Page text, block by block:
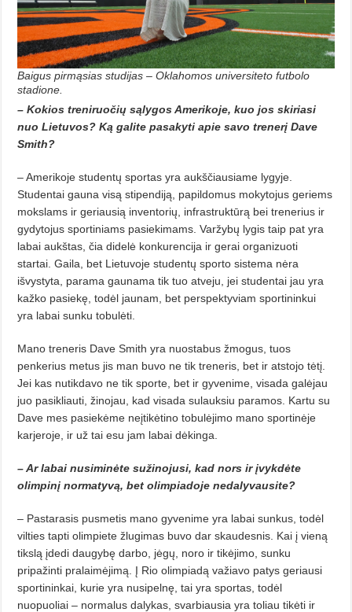
Baigus pirmąsias studijas – Oklahomos universiteto futbolo
stadione.
– Kokios treniruočių sąlygos Amerikoje, kuo jos skiriasi
nuo Lietuvos? Ką galite pasakyti apie savo trenerį Dave
Smith?
– Amerikoje studentų sportas yra aukščiausiame lygyje.
Studentai gauna visą stipendiją, papildomus mokytojus geriems
mokslams ir geriausią inventorių, infrastruktūrą bei trenerius ir
gydytojus sportiniams pasiekimams. Varžybų lygis taip pat yra
labai aukštas, čia didelė konkurencija ir gerai organizuoti
startai. Gaila, bet Lietuvoje studentų sporto sistema nėra
išvystyta, parama gaunama tik tuo atveju, jei studentai jau yra
kažko pasiekę, todėl jaunam, bet perspektyviam sportininkui
yra labai sunku tobulėti.
Mano treneris Dave Smith yra nuostabus žmogus, tuos
penkerius metus jis man buvo ne tik treneris, bet ir atstojo tėtį.
Jei kas nutikdavo ne tik sporte, bet ir gyvenime, visada galėjau
juo pasikliauti, žinojau, kad visada sulauksiu paramos. Kartu su
Dave mes pasiekėme neįtikėtino tobulėjimo mano sportinėje
karjeroje, ir už tai esu jam labai dėkinga.
– Ar labai nusiminėte sužinojusi, kad nors ir įvykdėte
olimpinį normatyvą, bet olimpiadoje nedalyvausite?
– Pastarasis pusmetis mano gyvenime yra labai sunkus, todėl
vilties tapti olimpiete žlugimas buvo dar skaudesnis. Kai į vieną
tikslą įdedi daugybę darbo, jėgų, noro ir tikėjimo, sunku
pripažinti pralaimėjimą. Į Rio olimpiadą važiavo patys geriausi
sportininkai, kurie yra nusipelnę, tai yra sportas, todėl
nuopuoliai – normalus dalykas, svarbiausia yra toliau tikėti ir